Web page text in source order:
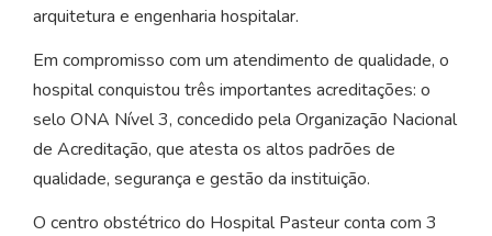
arquitetura e engenharia hospitalar.
Em compromisso com um atendimento de qualidade, o
hospital conquistou três importantes acreditações: o
selo ONA Nível 3, concedido pela Organização Nacional
de Acreditação, que atesta os altos padrões de
qualidade, segurança e gestão da instituição.
O centro obstétrico do Hospital Pasteur conta com 3